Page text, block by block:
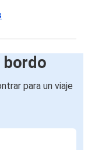
bordo
para un viaje